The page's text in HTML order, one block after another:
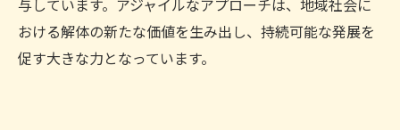
アジャイルによる解体で持続可能な都市開
発を推進
与しています。アジャイルなアプローチは、地域社会に
おける解体の新たな価値を生み出し、持続可能な発展を
促す大きな力となっています。